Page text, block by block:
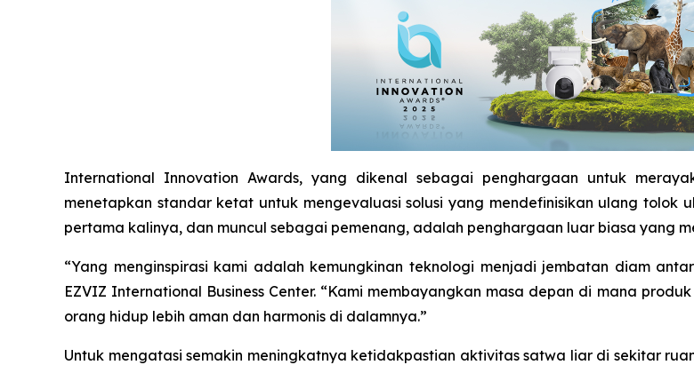
International Innovation Awards, yang dikenal sebagai penghargaan untuk
menetapkan standar ketat untuk mengevaluasi solusi yang mendefinisikan ulang tolok
pertama kalinya, dan muncul sebagai pemenang, adalah penghargaan luar biasa yang
“Yang menginspirasi kami adalah kemungkinan teknologi menjadi jembatan diam
EZVIZ International Business Center. “Kami membayangkan masa depan di mana
orang hidup lebih aman dan harmonis di dalamnya.”
Untuk mengatasi semakin meningkatnya ketidakpastian aktivitas satwa liar di sekitar